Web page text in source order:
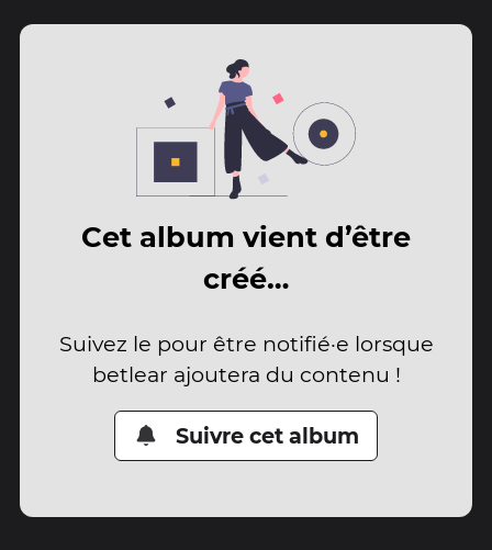
Cet album vient d’être
créé…
Suivez le pour être notifié·e lorsque
betlear ajoutera du contenu !
Suivre cet album